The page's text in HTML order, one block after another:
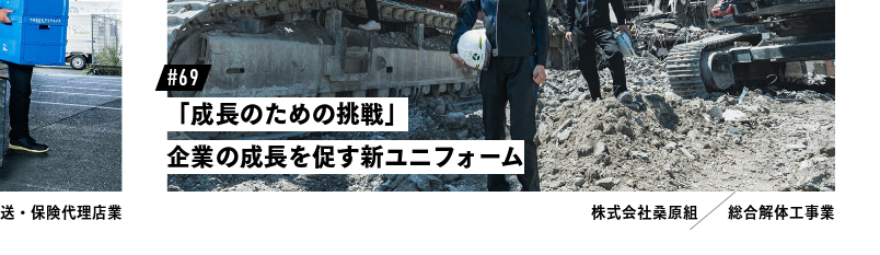
・保険代理店業
#69
「成長のための挑戦」
企業の成長を促す新ユニフォーム
株式会社桑原組 総合解体工事業